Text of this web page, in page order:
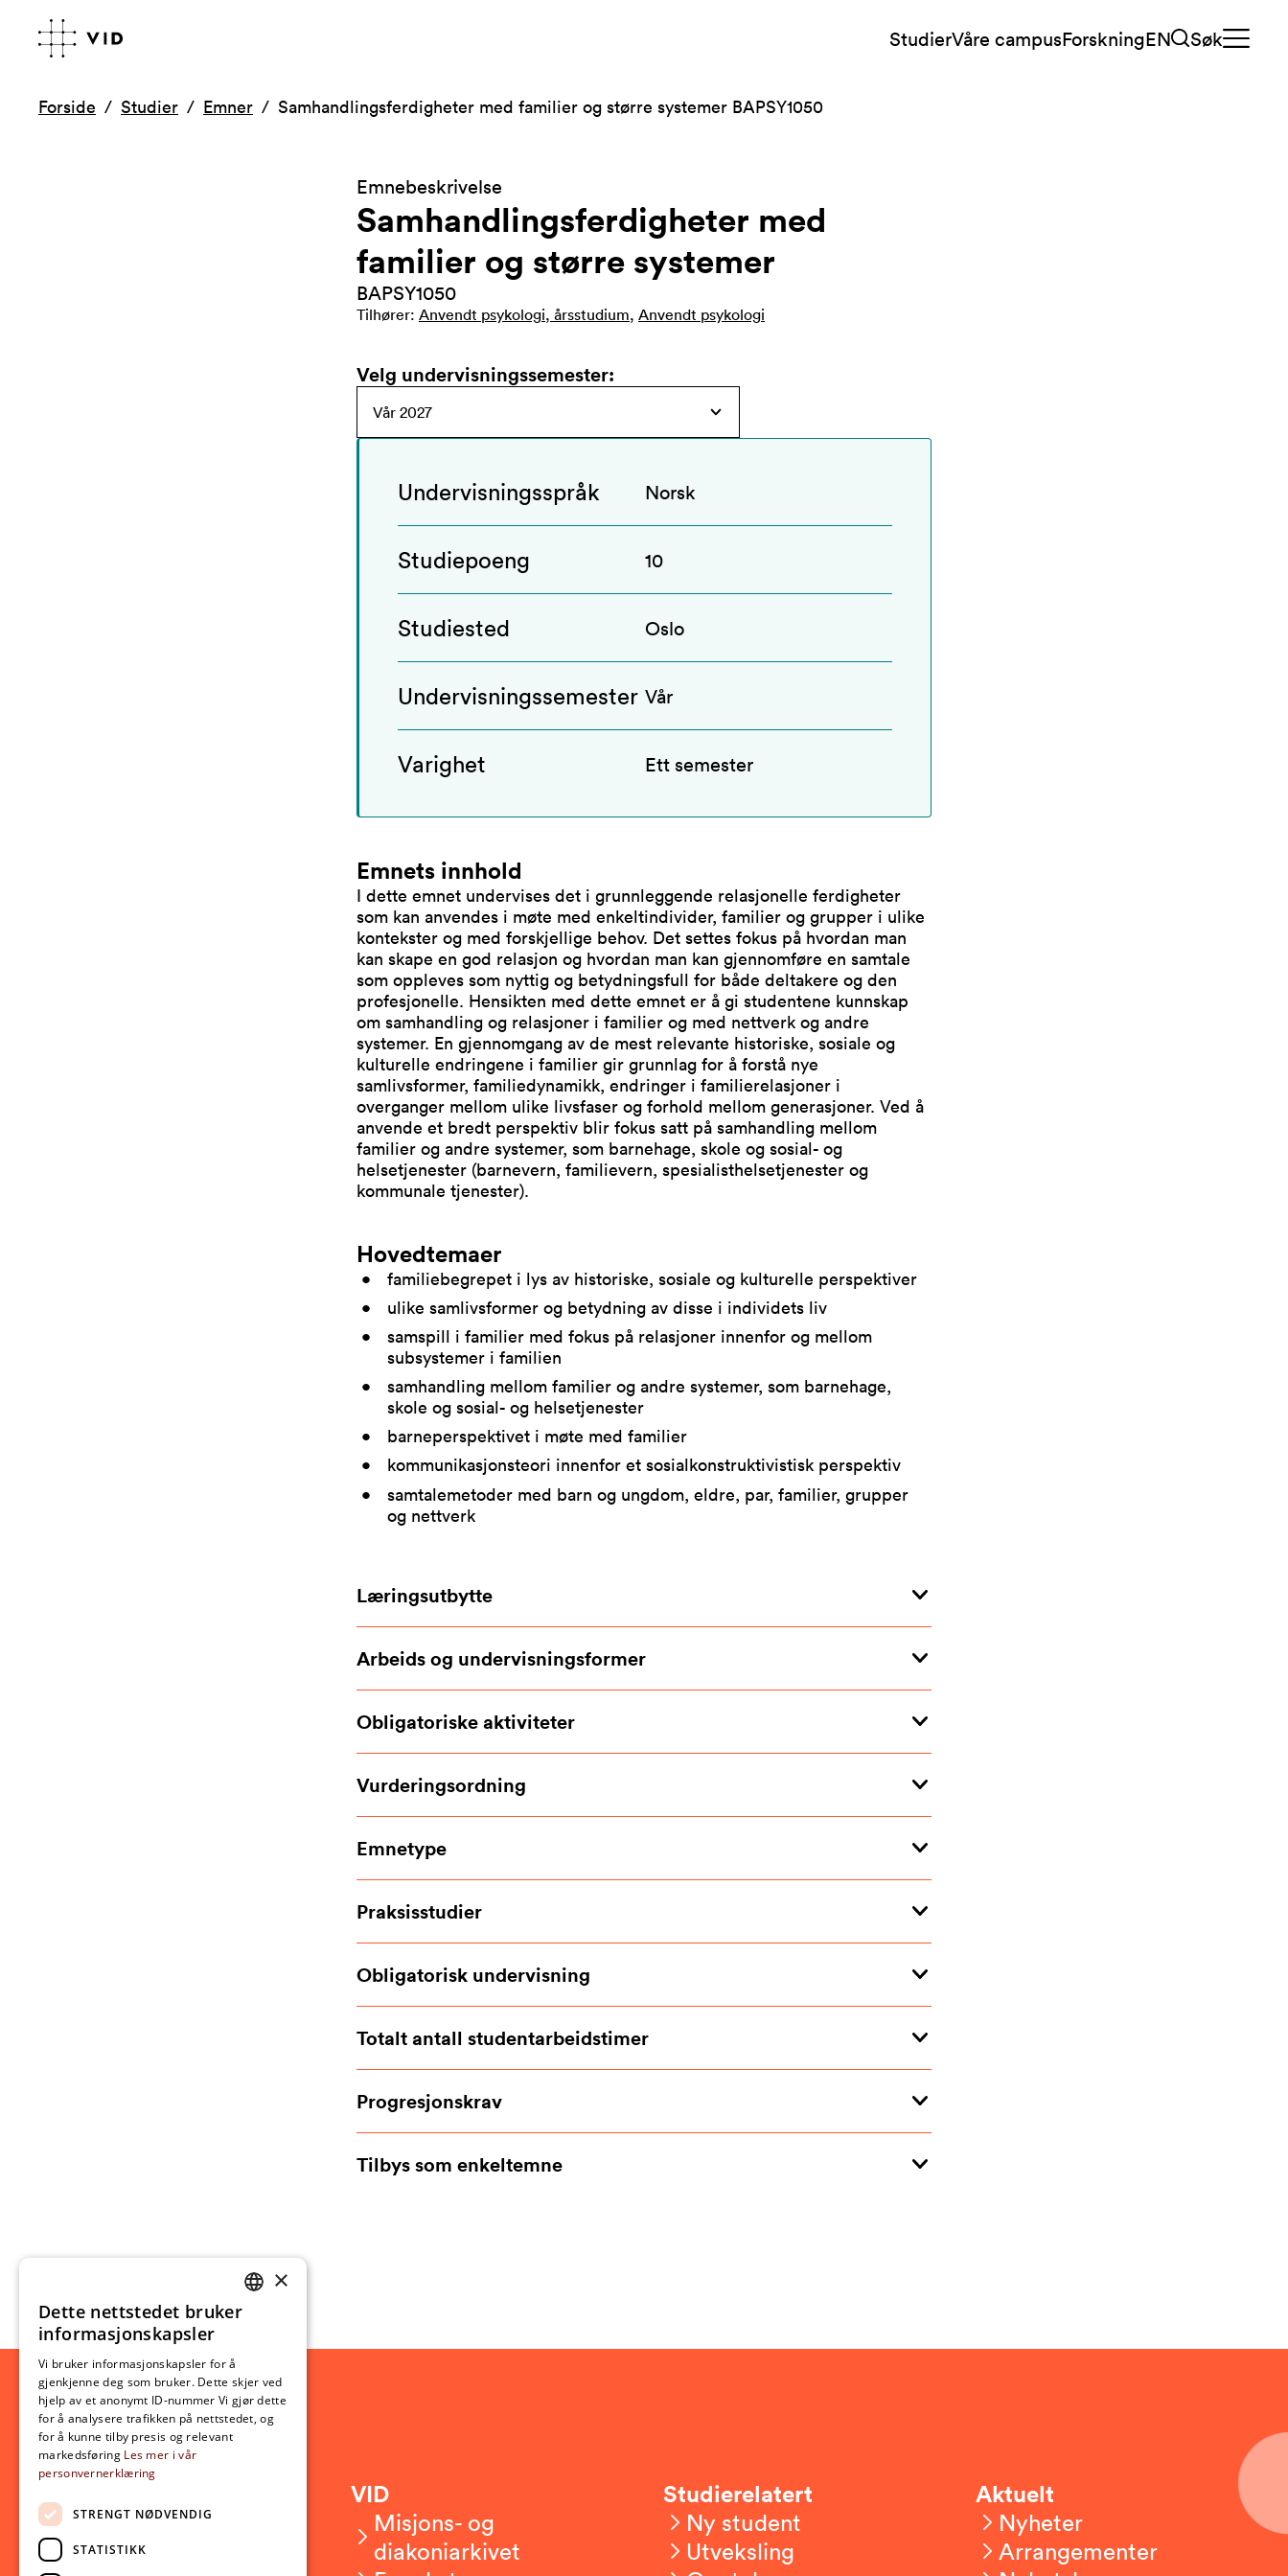
StudierVåre campusForskningEN Søk
Forside Studier Emner Samhandlingsferdigheter med familier og større systemer BAPSY1050
Emnebeskrivelse
Samhandlingsferdigheter med
familier og større systemer
BAPSY1050
Tilhører: Anvendt psykologi, årsstudium, Anvendt psykologi
Velg undervisningssemester:
Undervisningsspråk Norsk
Studiepoeng 10
Studiested Oslo
Undervisningssemester Vår
Varighet Ett semester
Emnets innhold
I dette emnet undervises det i grunnleggende relasjonelle ferdigheter
som kan anvendes i møte med enkeltindivider, familier og grupper i ulike
kontekster og med forskjellige behov. Det settes fokus på hvordan man
kan skape en god relasjon og hvordan man kan gjennomføre en samtale
som oppleves som nyttig og betydningsfull for både deltakere og den
profesjonelle. Hensikten med dette emnet er å gi studentene kunnskap
om samhandling og relasjoner i familier og med nettverk og andre
systemer. En gjennomgang av de mest relevante historiske, sosiale og
kulturelle endringene i familier gir grunnlag for å forstå nye
samlivsformer, familiedynamikk, endringer i familierelasjoner i
overganger mellom ulike livsfaser og forhold mellom generasjoner. Ved å
anvende et bredt perspektiv blir fokus satt på samhandling mellom
familier og andre systemer, som barnehage, skole og sosial- og
helsetjenester (barnevern, familievern, spesialisthelsetjenester og
kommunale tjenester).
Hovedtemaer
familiebegrepet i lys av historiske, sosiale og kulturelle perspektiver
ulike samlivsformer og betydning av disse i individets liv
samspill i familier med fokus på relasjoner innenfor og mellom
subsystemer i familien
samhandling mellom familier og andre systemer, som barnehage,
skole og sosial- og helsetjenester
barneperspektivet i møte med familier
kommunikasjonsteori innenfor et sosialkonstruktivistisk perspektiv
samtalemetoder med barn og ungdom, eldre, par, familier, grupper
og nettverk
Læringsutbytte
Arbeids og undervisningsformer
Obligatoriske aktiviteter
Vurderingsordning
Emnetype
Praksisstudier
Obligatorisk undervisning
Totalt antall studentarbeidstimer
Progresjonskrav
Tilbys som enkeltemne
Kontakt oss
Om VID
VID
Misjons- og
diakoniarkivet
Studierelatert
Ny student
Utveksling
Aktuelt
Nyheter
Arrangementer
NORWEGIAN
×
Dette nettstedet bruker
informasjonskapsler
Vi bruker informasjonskapsler for å
gjenkjenne deg som bruker. Dette skjer ved
hjelp av et anonymt ID-nummer Vi gjør dette
for å analysere trafikken på nettstedet, og
for å kunne tilby presis og relevant
markedsføring Les mer i vår
personvernerklæring
STRENGT NØDVENDIG
STATISTIKK